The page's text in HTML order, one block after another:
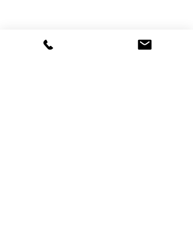
Diese Veranstaltung teilen